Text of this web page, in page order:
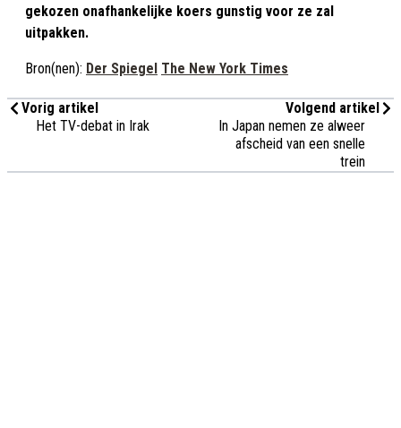
gekozen onafhankelijke koers gunstig voor ze zal
uitpakken.
Bron(nen): Der Spiegel The New York Times
Vorig artikel
Het TV-debat in Irak
Volgend artikel
In Japan nemen ze alweer
afscheid van een snelle
trein